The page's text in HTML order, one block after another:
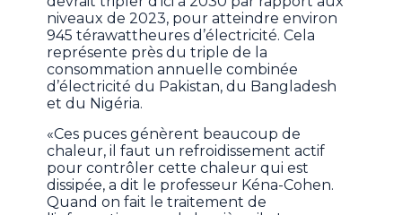
niveaux de 2023, pour atteindre environ
945 térawattheures d’électricité. Cela
représente près du triple de la
consommation annuelle combinée
d’électricité du Pakistan, du Bangladesh
et du Nigéria.
«Ces puces génèrent beaucoup de
chaleur, il faut un refroidissement actif
pour contrôler cette chaleur qui est
dissipée, a dit le professeur Kéna-Cohen.
Quand on fait le traitement de